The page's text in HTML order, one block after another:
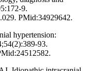
9.
PMid:34929642.
hypertension:
93.